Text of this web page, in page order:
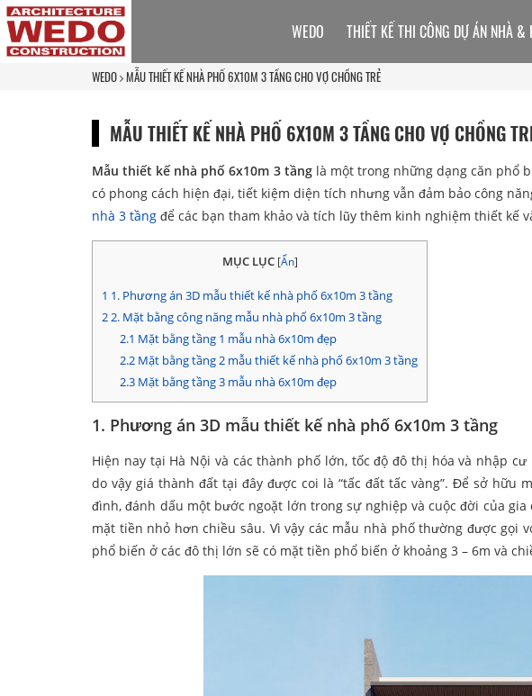
WEDO MẪU THIẾT KẾ NHÀ PHỐ 6X10M 3 TẦNG CHO VỢ CHỒNG TRẺ
MẪU THIẾT KẾ NHÀ PHỐ 6X10M 3 TẦNG CHO VỢ CHỒNG
Mẫu thiết kế nhà phố 6x10m 3 tầnglà một trong những dạng căn phổ
có phong cách hiện đại, tiết kiệm diện tích nhưng vẫn đảm bảo công
nhà 3 tầng để các bạn tham khảo và tích lũy thêm kinh nghiệm thiết kế
MỤC LỤC [Ẩn]
1 1. Phương án 3D mẫu thiết kế nhà phố 6x10m 3 tầng
22. Mặt bằng công năng mẫu nhà phố 6x10m 3 tầng
2.1 Mặt bằng tầng 1 mẫu nhà 6x10m đẹp
2.2Mặt bằng tầng 2 mẫu thiết kế nhà phố 6x10m 3 tầng
2.3Mặt bằng tầng 3 mẫu nhà 6x10m đẹp
1. Phương án 3D mẫu thiết kế nhà phố 6x10m 3 tầng
Hiện nay tại Hà Nội và các thành phố lớn, tốc độ đô thị hóa và nhập
do vậy giá thành đất tại đây được coi là “tấc đất tấc vàng”. Để sở hữu
đình, đánh dấu một bước ngoặt lớn trong sự nghiệp và cuộc đời của
mặt tiền nhỏ hơn chiều sâu. Vì vậy các mẫu nhà phố thường được gọi
phổ biến ở các đô thị lớn sẽ có mặt tiền phổ biến ở khoảng 3 – 6m và
WEDO THIẾT KẾ THI CÔNG DỰ ÁN NHÀ